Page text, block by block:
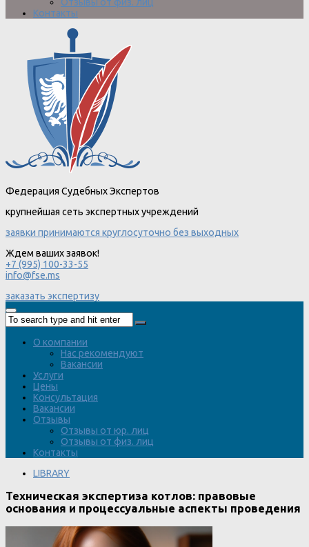
Отзывы от физ. лиц
Контакты
Федерация Судебных Экспертов
крупнейшая сеть экспертных учреждений
заявки принимаются круглосуточно без выходных
Ждем ваших заявок!
+7 (995) 100-33-55
info@fse.ms
заказать экспертизу
О компании
Нас рекомендуют
Вакансии
Услуги
Цены
Консультация
Вакансии
Отзывы
Отзывы от юр. лиц
Отзывы от физ. лиц
Контакты
LIBRARY
Техническая экспертиза котлов: правовые
основания и процессуальные аспекты проведения